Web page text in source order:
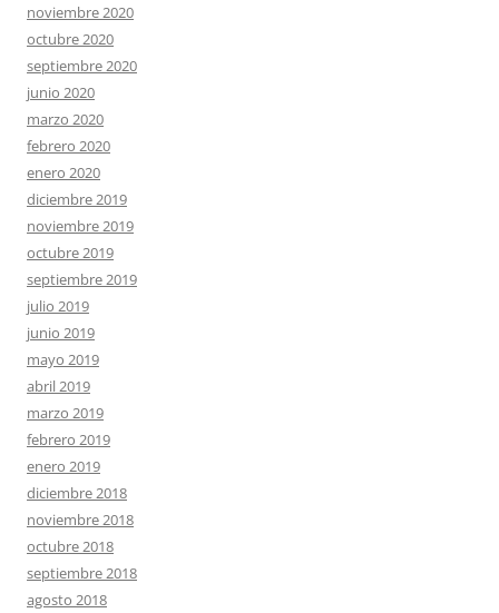
noviembre 2020
octubre 2020
septiembre 2020
junio 2020
marzo 2020
febrero 2020
enero 2020
diciembre 2019
noviembre 2019
octubre 2019
septiembre 2019
julio 2019
junio 2019
mayo 2019
abril 2019
marzo 2019
febrero 2019
enero 2019
diciembre 2018
noviembre 2018
octubre 2018
septiembre 2018
agosto 2018